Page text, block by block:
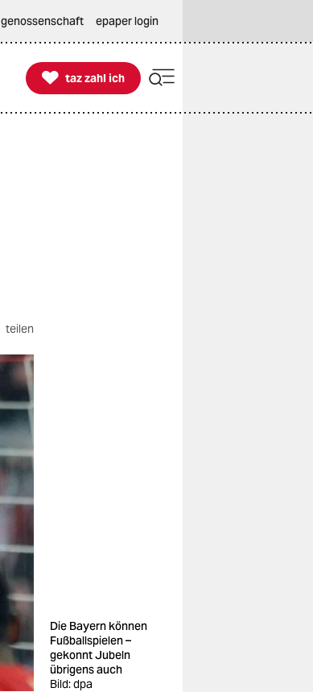
genossenschaft epaper login

taz zahl ich
taz zahl ich
teilen
Die Bayern können
Fußballspielen –
gekonnt Jubeln
übrigens auch
Bild: dpa